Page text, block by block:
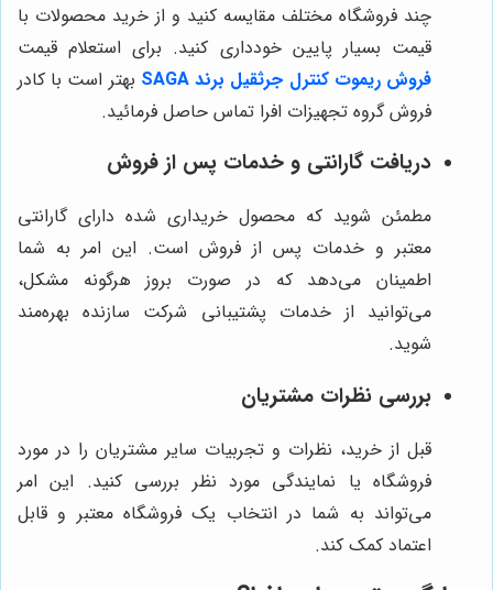
چند فروشگاه مختلف مقایسه کنید و از خرید محصولات با
قیمت بسیار پایین خودداری کنید. برای استعلام قیمت
فروش ریموت کنترل جرثقیل برند SAGA
بهتر است با کادر
فروش گروه تجهیزات افرا تماس حاصل فرمائید.
دریافت گارانتی و خدمات پس از فروش
مطمئن شوید که محصول خریداری شده دارای گارانتی
معتبر و خدمات پس از فروش است. این امر به شما
اطمینان می‌دهد که در صورت بروز هرگونه مشکل،
می‌توانید از خدمات پشتیبانی شرکت سازنده بهره‌مند
شوید.
بررسی نظرات مشتریان
قبل از خرید، نظرات و تجربیات سایر مشتریان را در مورد
فروشگاه یا نمایندگی مورد نظر بررسی کنید. این امر
می‌تواند به شما در انتخاب یک فروشگاه معتبر و قابل
اعتماد کمک کند.